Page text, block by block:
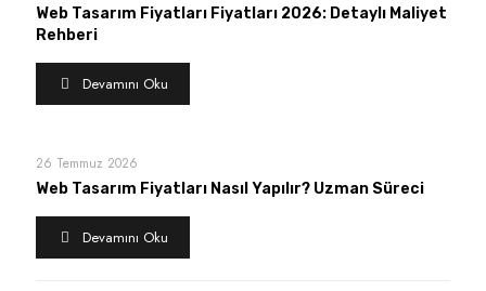
Web Tasarım Fiyatları Fiyatları 2026: Detaylı Maliyet
Rehberi
Devamını Oku
26 Temmuz 2026
Web Tasarım Fiyatları Nasıl Yapılır? Uzman Süreci
Devamını Oku